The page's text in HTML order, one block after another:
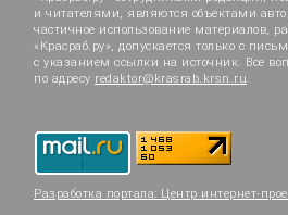
и читателями, являются объектами
частичное использование материалов,
«Красраб.ру», допускается только с
с указанием ссылки на источник. Все
по адресу redaktor@krasrab.krsn.ru.
Разработка портала: Центр интернет-